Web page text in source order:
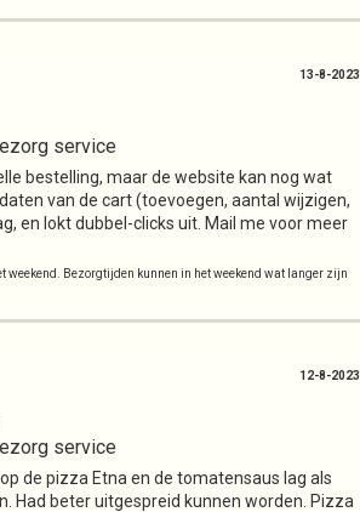
service
bestelling, maar de website kan nog wat
van de cart (toevoegen, aantal wijzigen,
en lokt dubbel-clicks uit. Mail me voor meer
weekend. Bezorgtijden kunnen in het weekend wat langer zijn
13-8-2023
service
de pizza Etna en de tomatensaus lag als
Had beter uitgespreid kunnen worden. Pizza
12-8-2023